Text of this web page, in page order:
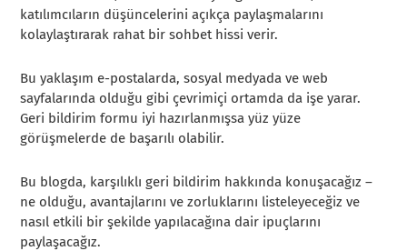
katılımcıların düşüncelerini açıkça paylaşmalarını
kolaylaştırarak rahat bir sohbet hissi verir.
Bu yaklaşım e-postalarda, sosyal medyada ve web
sayfalarında olduğu gibi çevrimiçi ortamda da işe yarar.
Geri bildirim formu iyi hazırlanmışsa yüz yüze
görüşmelerde de başarılı olabilir.
Bu blogda, karşılıklı geri bildirim hakkında konuşacağız –
ne olduğu, avantajlarını ve zorluklarını listeleyeceğiz ve
nasıl etkili bir şekilde yapılacağına dair ipuçlarını
paylaşacağız.